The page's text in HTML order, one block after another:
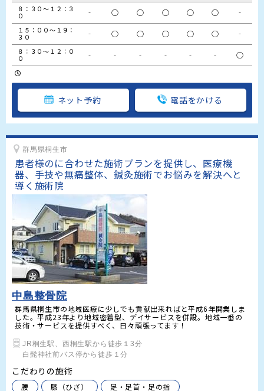
８：３０～１２：３
０
‐ ○ ○ ○ ○ ○ ‐
１５：００～１９：
３０
‐ ○ ○ ○ ○ ○ ‐
８：３０～１２：０
０
‐ ‐ ‐ ‐ ‐ ‐ ○
ネット予約 電話をかける
群馬県桐生市
患者様のに合わせた施術プランを提供し、医療機
器、手技や無痛整体、鍼灸施術でお悩みを解決へと
導く施術院
中島整骨院
群馬県桐生市の地域医療に少しでも貢献出来ればと平成6年開業しま
した。平成23年より地域密着型、デイサービスを併設。地域一番の
技術・サービスを提供すべく、日々頑張ってます！
JR桐生駅、西桐生駅から徒歩１3分
白髭神社前バス停から徒歩１分
こだわりの施術
腰 膝（ひざ）
足・足首・足の指